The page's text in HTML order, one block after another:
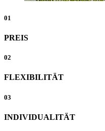
01
PREIS
02
FLEXIBILITÄT
03
INDIVIDUALITÄT